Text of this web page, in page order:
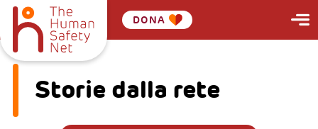
DONA
Storie dalla rete